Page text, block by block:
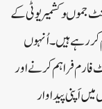
جموںوکشمیر یوٹی کے
رہے ہیں۔اُنہوں
فارم فراہم کرنے اور
اَپنی پیداوار